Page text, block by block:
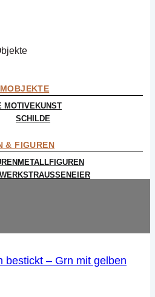
MOTIVEKUNST
SCHILDE
& FIGUREN
METALLFIGUREN
STRAUSSENEIER
bestickt – Grn mit gelben